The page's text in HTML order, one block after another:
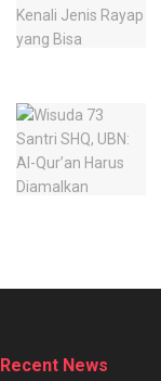
Recent News